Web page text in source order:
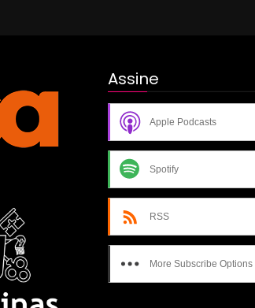
Assine
Apple Podcasts
Spotify
RSS
More Subscribe Options